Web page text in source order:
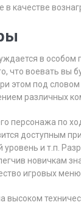
в качестве
в
что воевать вы
этом под
различных
персонажа по
доступным
и т.п.
новичкам
игровых
высоком